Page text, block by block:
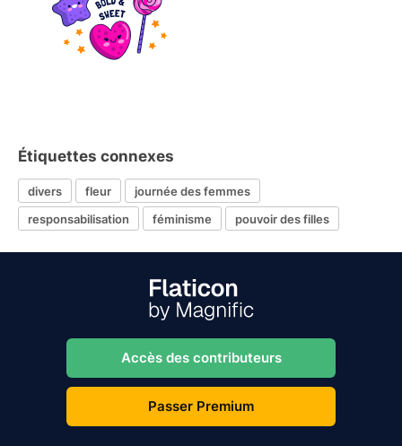
Étiquettes connexes
divers fleur
journée des femmes
responsabilisation
féminisme pouvoir des filles
Accès des contributeurs
Passer Premium